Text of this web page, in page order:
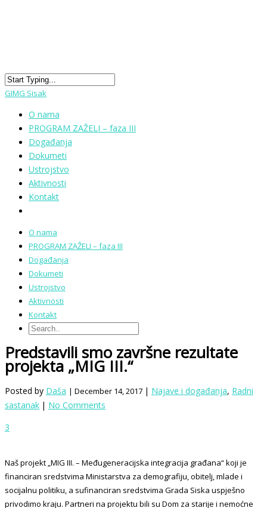
GIMG Sisak
O nama
PROGRAM ZAŽELI – faza III
Događanja
Dokumeti
Ustrojstvo
Aktivnosti
Kontakt
O nama
PROGRAM ZAŽELI – faza III
Događanja
Dokumeti
Ustrojstvo
Aktivnosti
Kontakt
Predstavili smo završne rezultate
projekta „MIG III.“
Posted by Daša | December 14, 2017 | Najave i događanja, Radni
sastanak | No Comments
3
Naš projekt „MIG III. – Međugeneracijska integracija građana“ koji je
financiran sredstvima Ministarstva za demografiju, obitelj, mlade i
socijalnu politiku, a sufinanciran sredstvima Grada Siska uspješno
privodimo kraju. Partneri na projektu bili su Dom za starije i nemoćne